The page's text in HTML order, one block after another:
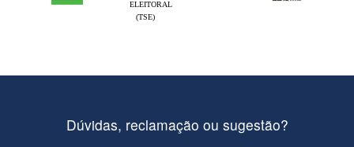
ELEITORAL
(TSE)
Dúvidas, reclamação ou sugestão?